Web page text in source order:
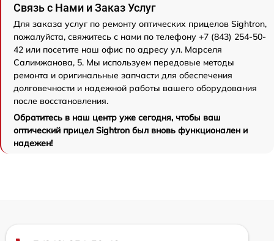
Связь с Нами и Заказ Услуг
Для заказа услуг по ремонту оптических прицелов Sightron,
пожалуйста, свяжитесь с нами по телефону +7 (843) 254-50-
42 или посетите наш офис по адресу ул. Марселя
Салимжанова, 5. Мы используем передовые методы
ремонта и оригинальные запчасти для обеспечения
долговечности и надежной работы вашего оборудования
после восстановления.
Обратитесь в наш центр уже сегодня, чтобы ваш
оптический прицел Sightron был вновь функционален и
надежен!